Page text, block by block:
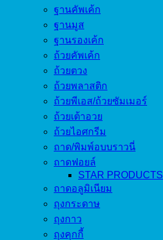
ฐานคัพเค้ก
ฐานมูส
ฐานรองเค้ก
ถ้วยคัพเค้ก
ถ้วยตวง
ถ้วยพลาสติก
ถ้วยพีเอส/ถ้วยซัมเมอร์
ถ้วยเต้าอวย
ถ้วยไอศกรีม
ถาด/พิมพ์อบบราวนี่
ถาดฟอยล์
STAR PRODUCTS
ถาดอลูมิเนียม
ถุงกระดาษ
ถุงกาว
ถุงคุกกี้